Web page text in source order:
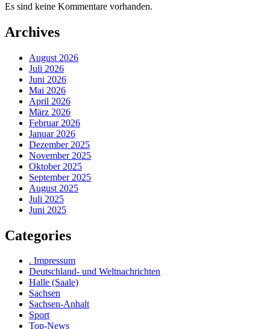
Es sind keine Kommentare vorhanden.
Archives
August 2026
Juli 2026
Juni 2026
Mai 2026
April 2026
März 2026
Februar 2026
Januar 2026
Dezember 2025
November 2025
Oktober 2025
September 2025
August 2025
Juli 2025
Juni 2025
Categories
. Impressum
Deutschland- und Weltnachrichten
Halle (Saale)
Sachsen
Sachsen-Anhalt
Sport
Top-News